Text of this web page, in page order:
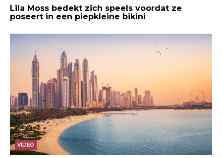
Lila Moss bedekt zich speels voordat ze
poseert in een piepkleine bikini
VIDEO